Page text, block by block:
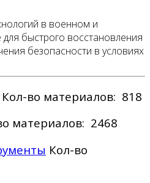
в военном и
быстрого восстановления
безопасности в условиях
Кол-во материалов: 818
материалов: 2468
Кол-во